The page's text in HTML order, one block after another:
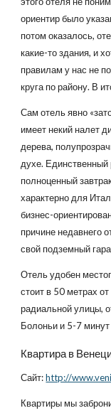
ориентир было
потом оказалось,
какие-то здания, и
правилам у нас не
круга по району. В
Сам отель явно
имеет некий налет
дерева,
духе. Единственный
полноценный
характерно для
бизнес-
причине недавнего
свой подземный
Отель удобен
стоит в 50 метрах
радиальной улицы,
Болоньи и 5-7 минут
Квартира в
Сайт: http://
Квартиры мы